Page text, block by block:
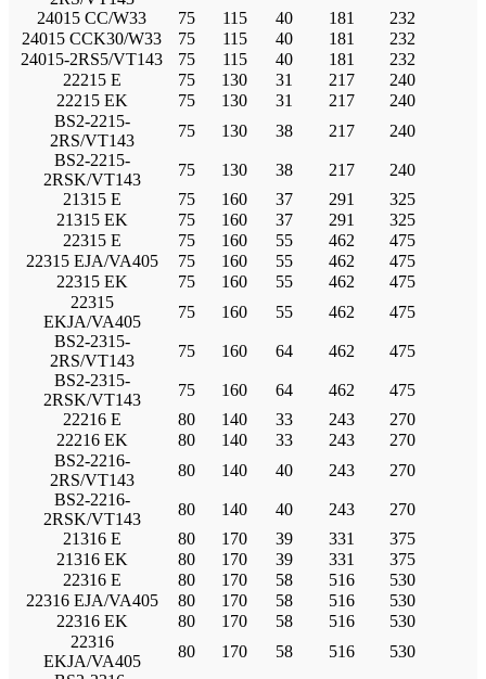
24015 CC/W33
75 115 40 181
232
24015 CCK30/W33
75 115 40 181
232
24015-2RS5/VT143
75 115 40 181
232
22215 E
75 130 31 217
240
22215 EK
75 130 31 217
240
BS2-2215-
2RS/VT143
75 130 38 217
240
BS2-2215-
2RSK/VT143
75 130 38 217
240
21315 E
75 160 37 291
325
21315 EK
75 160 37 291
325
22315 E
75 160 55 462
475
22315 EJA/VA405
75 160 55 462
475
22315 EK
75 160 55 462
475
22315
EKJA/VA405
75 160 55 462
475
BS2-2315-
2RS/VT143
75 160 64 462
475
BS2-2315-
2RSK/VT143
75 160 64 462
475
22216 E
80 140 33 243
270
22216 EK
80 140 33 243
270
BS2-2216-
2RS/VT143
80 140 40 243
270
BS2-2216-
2RSK/VT143
80 140 40 243
270
21316 E
80 170 39 331
375
21316 EK
80 170 39 331
375
22316 E
80 170 58 516
530
22316 EJA/VA405
80 170 58 516
530
22316 EK
80 170 58 516
530
22316
EKJA/VA405
80 170 58 516
530